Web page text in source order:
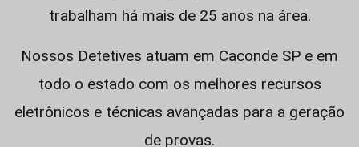
trabalham há mais de 25 anos na área.
Nossos Detetives atuam em Caconde SP e em
todo o estado com os melhores recursos
eletrônicos e técnicas avançadas para a geração
de provas.